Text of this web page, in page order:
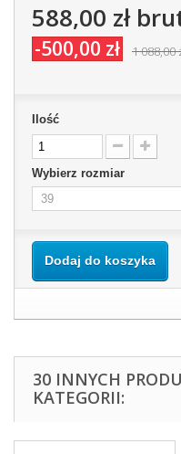
588,00 zł
-500,00 zł 1 088,00
Ilość
Wybierz rozmiar
Dodaj do koszyka
30 INNYCH
KATEGORII: